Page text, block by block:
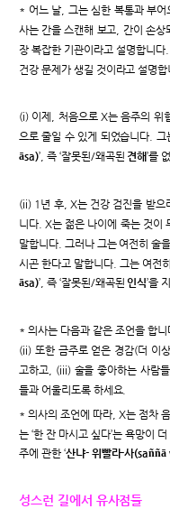
* 어느 날, 그는 심한 복통과 부어
사는 간을 스캔해 보고, 간이 손상
장 복잡한 기관이라고 설명합니
건강 문제가 생길 것이라고 설명합
(i) 이제, 처음으로 X는 음주의 위
으로 줄일 수 있게 되었습니다. 그
āsa)’, 즉 ‘잘못된/왜곡된 견해’를
(ii) 1년 후, X는 건강 검진을 받으
니다. X는 젊은 나이에 죽는 것이
말합니다. 그러나 그는 여전히 술
시곤 한다고 말합니다. 그는 여전
āsa)’, 즉 ‘잘못된/왜곡된 인식’을
* 의사는 다음과 같은 조언을 합
(ii) 또한 금주로 얻은 경감(더 이
고하고, (iii) 술을 좋아하는 사람
들과 어울리도록 하세요.
* 의사의 조언에 따라, X는 점차
는 ‘한 잔 마시고 싶다’는 욕망이
주에 관한 ‘산냐- 위빨라-사
성스런 길에서 유사점들